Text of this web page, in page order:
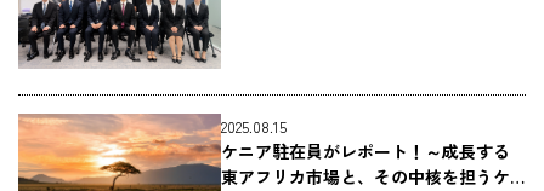
2025.08.15
ケニア駐在員がレポート！～成長する
東アフリカ市場と、その中核を担うケ